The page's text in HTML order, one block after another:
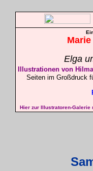
Elga
Illustrationen von
Seiten im Großdruck
Hier zur Illustratoren-